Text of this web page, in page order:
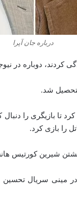
درباره جان آپرا
کردند، دوباره در
سیتی نقل مکان کرد تا